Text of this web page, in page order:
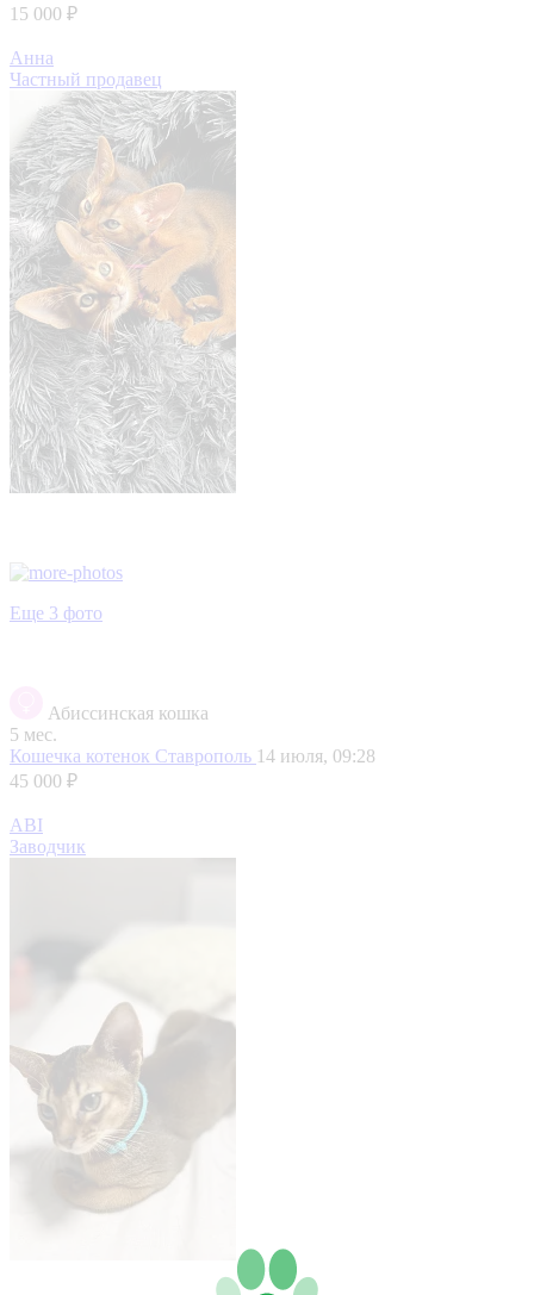
15 000 ₽
Анна
Частный продавец
Еще 3 фото
Абиссинская кошка
5 мес.
Кошечка котенок Ставрополь 14 июля, 09:28
45 000 ₽
ABI
Заводчик